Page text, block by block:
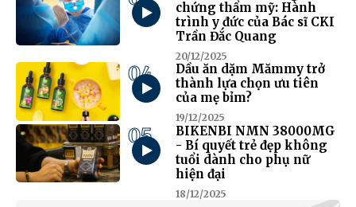
chứng thẩm mỹ: Hành
trình y đức của Bác sĩ CKI
Trần Đắc Quang
20/12/2025
04
Dầu ăn dặm Mămmy trở
thành lựa chọn ưu tiên
của mẹ bỉm?
19/12/2025
05
BIKENBI NMN 38000MG
- Bí quyết trẻ đẹp không
tuổi dành cho phụ nữ
hiện đại
18/12/2025